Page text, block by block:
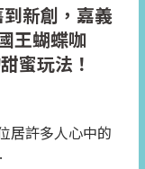
到新創，嘉義
王蝴蝶咖
蜜玩法！
居許多人心中的